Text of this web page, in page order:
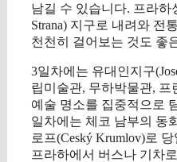
남길 수 있습니다. 프라하
Strana) 지구로 내려와 전
천천히 걸어보는 것도 좋
3일차에는 유대인지구
립미술관, 무하박물관,
예술 명소를 집중적으로
일차에는 체코 남부의 동
로프(Ceský Krumlov)로
프라하에서 버스나 기차